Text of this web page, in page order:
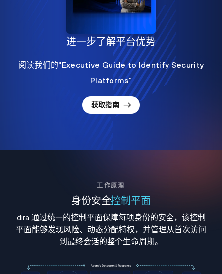
进一步了解平台优势
阅读我们的"Executive Guide to Identify Security
Platforms"
获取指南
工作原理
身份安全控制平面
dira 通过统一的控制平面保障每项身份的安全，该控制
平面能够发现风险、动态分配特权，并管理从首次访问
到最终会话的整个生命周期。